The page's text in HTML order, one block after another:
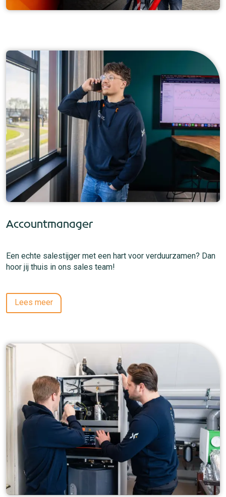
Accountmanager
Een echte salestijger met een hart voor verduurzamen? Dan
hoor jij thuis in ons sales team!
Lees meer